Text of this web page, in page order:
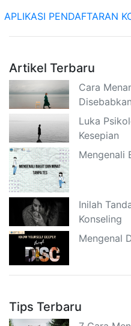
APLIKASI PENDAFTARAN
Artikel Terbaru
Cara
Luka
Kesepian
Mengenali
Inilah
Konseling
Mengenal
Tips Terbaru